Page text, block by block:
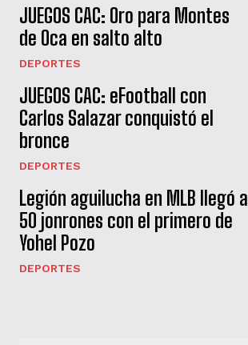
JUEGOS CAC: Oro para Montes
de Oca en salto alto
DEPORTES
JUEGOS CAC: eFootball con
Carlos Salazar conquistó el
bronce
DEPORTES
Legión aguilucha en MLB llegó a
50 jonrones con el primero de
Yohel Pozo
DEPORTES